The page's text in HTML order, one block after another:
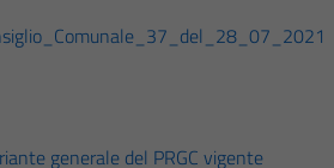
generale del PRGC vigente